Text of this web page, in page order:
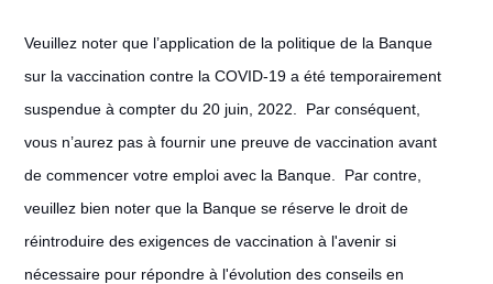
Veuillez noter que l’application de la politique de la Banque
sur la vaccination contre la COVID-19 a été temporairement
suspendue à compter du 20 juin, 2022. Par conséquent,
vous n’aurez pas à fournir une preuve de vaccination avant
de commencer votre emploi avec la Banque. Par contre,
veuillez bien noter que la Banque se réserve le droit de
réintroduire des exigences de vaccination à l'avenir si
nécessaire pour répondre à l'évolution des conseils en